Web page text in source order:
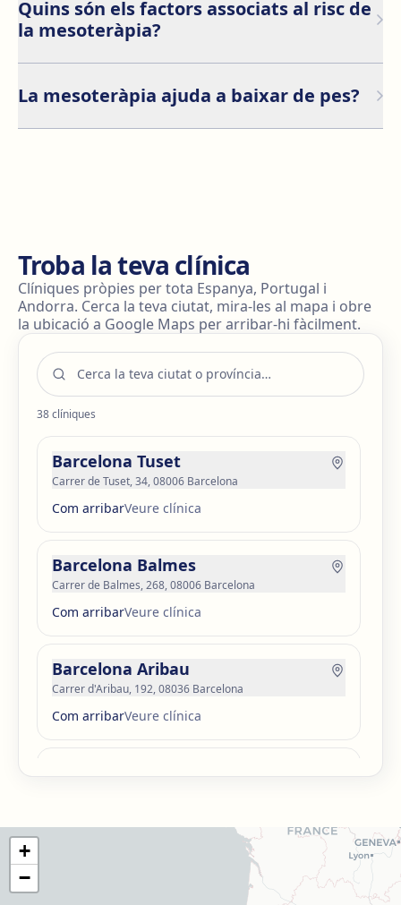
Quins són els factors associats al risc de
la mesoteràpia?
La mesoteràpia ajuda a baixar de pes?
Troba la teva clínica
Clíniques pròpies per tota Espanya, Portugal i
Andorra. Cerca la teva ciutat, mira-les al mapa i obre
la ubicació a Google Maps per arribar-hi fàcilment.
38clíniques
Barcelona Tuset
Carrer de Tuset, 34, 08006 Barcelona
Com arribarVeure clínica
Barcelona Balmes
Carrer de Balmes, 268, 08006 Barcelona
Com arribarVeure clínica
Barcelona Aribau
Carrer d'Aribau, 192, 08036 Barcelona
Com arribarVeure clínica
Barcelona Guinardó
Carrer dels Madrazo, 60-66, Sarrià-Sant Gervasi, 08006
+
−